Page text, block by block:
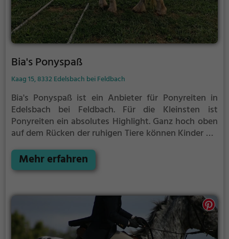
Bia's Ponyspaß
Kaag 15, 8332 Edelsbach bei Feldbach
Bia's Ponyspaß ist ein Anbieter für Ponyreiten in
Edelsbach bei Feldbach. Für die Kleinsten ist
Ponyreiten ein absolutes Highlight. Ganz hoch oben
auf dem Rücken der ruhigen Tiere können Kinder die
Umgebung von Edelsbach bei Feldbach reiten.
Mehr erfahren